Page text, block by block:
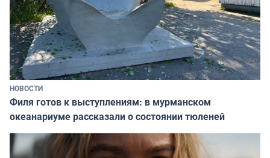
НОВОСТИ
Филя готов к выступлениям: в мурманском
океанариуме рассказали о состоянии тюленей